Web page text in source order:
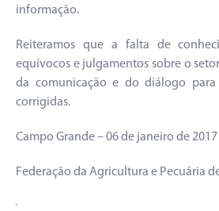
informação.
Reiteramos que a falta de
equívocos e julgamentos sobre o
da comunicação e do diálogo para
corrigidas.
Campo Grande – 06 de janeiro de 2017
Federação da Agricultura e Pecuária